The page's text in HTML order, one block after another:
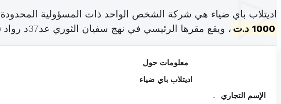
اديتلاب باي ضياء هي شركة الشخص الواحد ذات المسؤولية
1000 د.ت
، ويقع مقرها الرئيسي في نهج سفيان الثوري عد37د رواد (
معلومات حول
اديتلاب باي ضياء
الإسم التجاري
.